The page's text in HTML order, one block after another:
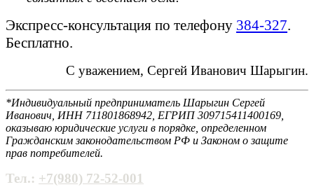
Экспресс-консультация по телефону 384-327.
Бесплатно.
С уважением, Сергей Иванович Шарыгин.
*Индивидуальный предприниматель Шарыгин Сергей
Иванович, ИНН 711801868942, ЕГРИП 309715411400169,
оказываю юридические услуги в порядке, определенном
Гражданским законодательством РФ и Законом о защите
прав потребителей.
Тел.: +7(980) 72-52-001